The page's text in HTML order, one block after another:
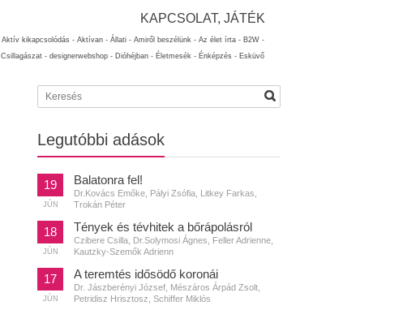
KAPCSOLAT, JÁTÉK
Aktív kikapcsolódás - Aktívan - Állati - Amiről beszélünk - Az élet írta - B2W -
Csillagászat - designerwebshop - Dióhéjban - Életmesék - Énképzés - Esküvő
Legutóbbi adások
19
JÚN
Balatonra fel!
Dr.Kovács Emőke, Pályi Zsófia, Litkey Farkas,
Trokán Péter
18
JÚN
Tények és tévhitek a bőrápolásról
Czibere Csilla, Dr.Solymosi Ágnes, Feller Adrienne,
Kautzky-Szemők Adrienn
17
JÚN
A teremtés idősödő koronái
Dr. Jászberényi József, Mészáros Árpád Zsolt,
Petridisz Hrisztosz, Schiffer Miklós